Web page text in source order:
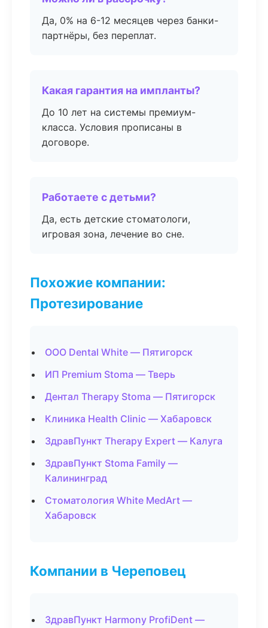
Да, 0% на 6-12 месяцев через банки-
партнёры, без переплат.
Какая гарантия на импланты?
До 10 лет на системы премиум-
класса. Условия прописаны в
договоре.
Работаете с детьми?
Да, есть детские стоматологи,
игровая зона, лечение во сне.
Похожие компании:
Протезирование
ООО Dental White — Пятигорск
ИП Premium Stoma — Тверь
Дентал Therapy Stoma — Пятигорск
Клиника Health Clinic — Хабаровск
ЗдравПункт Therapy Expert — Калуга
ЗдравПункт Stoma Family —
Калининград
Стоматология White MedArt —
Хабаровск
Компании в Череповец
ЗдравПункт Harmony ProfiDent —